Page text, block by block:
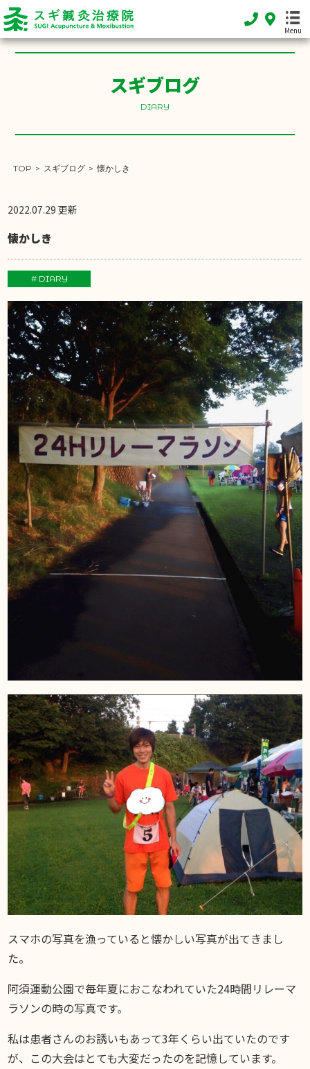
Menu
ホーム
HOME
スギブログ
DIARY
スギブログ
DIARY
TOP > スギブログ > 懐かしき
2022.07.29 更新
懐かしき
# DIARY
スマホの写真を漁っていると懐かしい写真が出てきまし
た。
阿須運動公園で毎年夏におこなわれていた24時間リレーマ
ラソンの時の写真です。
私は患者さんのお誘いもあって3年くらい出ていたのです
が、この大会はとても大変だったのを記憶しています。